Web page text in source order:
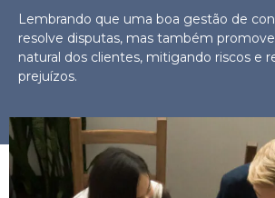
Lembrando que uma boa gestão de
resolve disputas, mas também
natural dos clientes, mitigando riscos e
prejuízos.